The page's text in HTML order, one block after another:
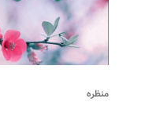
منظره